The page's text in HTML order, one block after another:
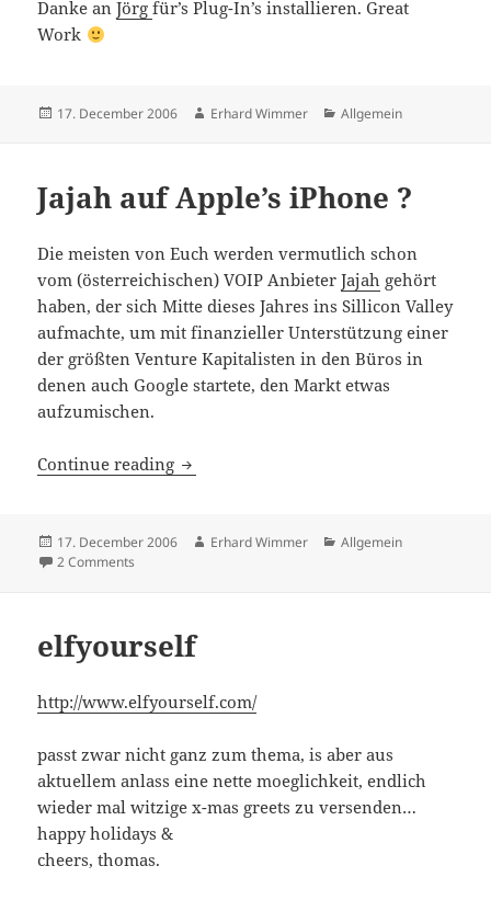
Danke anJörgfür’s Plug-In’s installieren. Great
Work
Posted
17. December 2006 Author
Erhard Wimmer Categories
Allgemein
Jajah auf Apple’s iPhone ?
Die meisten von Euch werden vermutlich schon
vom (österreichischen) VOIP AnbieterJajah gehört
haben, der sich Mitte dieses Jahres ins Sillicon Valley
aufmachte, um mit finanzieller Unterstützung einer
der größten Venture Kapitalisten in den Büros in
denen auch Google startete, den Markt etwas
aufzumischen.
Continue reading Jajah auf Apple’s iPhone ?
Posted
on
17. December 2006 Author
Erhard Wimmer Categories
Allgemein
2 Comments
elfyourself
http://www.elfyourself.com/
passt zwar nicht ganz zum thema, is aber aus
aktuellem anlass eine nette moeglichkeit, endlich
wieder mal witzige x-mas greets zu versenden…
happy holidays &
cheers, thomas.